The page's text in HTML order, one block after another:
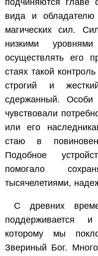
подчиняются главе
вида и обладателю
магических сил.
низкими
осуществлять его
стаях такой
строгий и
сдержанный.
чувствовали
или его
стаю в
Подобное
помогало
тысячелетиями,
С древних
поддерживается и
которому мы
Звериный Бог.